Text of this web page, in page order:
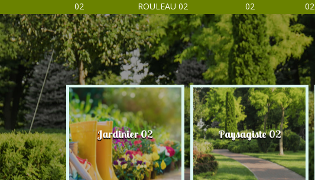
02
ROULEAU 02
02
02
02 Jardinier 02 Paysagiste 02